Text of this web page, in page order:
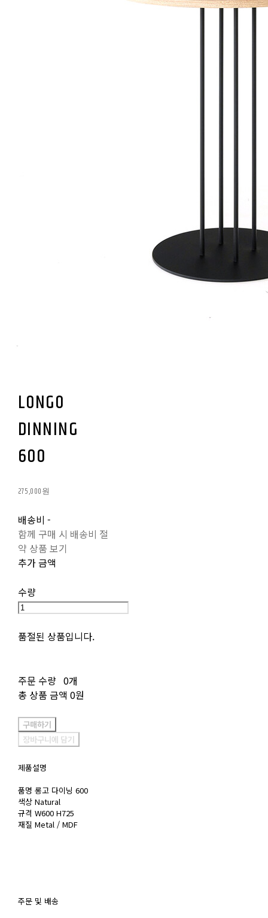
LONGO
DINNING
600
275,000원
배송비 -
함께 구매 시 배송비 절
약 상품 보기
추가 금액
수량
품절된 상품입니다.
주문 수량 0개
총 상품 금액 0원
구매하기
장바구니에 담기
제품설명
품명 롱고 다이닝 600
색상 Natural
규격 W600 H725
재질 Metal / MDF
주문 및 배송